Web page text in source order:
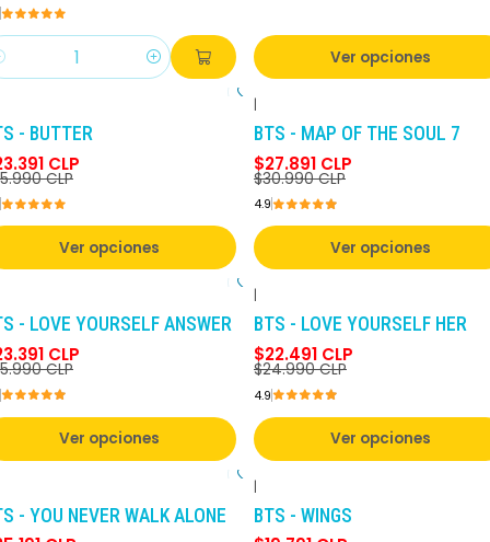
Ver opciones
- BUTTER
CLP
CLP
Ver opciones
|
BTS - MAP OF THE SOUL 7
$27.891 CLP
$30.990 CLP
4.9
Ver opciones
- LOVE YOURSELF ANSWER
CLP
CLP
Ver opciones
BTS - LOVE YOURSELF HER
$22.491 CLP
$24.990 CLP
4.9
Ver opciones
- YOU NEVER WALK ALONE
|
BTS - WINGS